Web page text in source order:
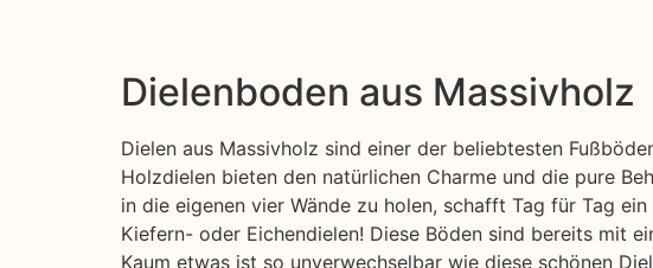
Dielenboden aus Massivholz
Dielen aus Massivholz sind einer der beliebtesten
Holzdielen bieten den natürlichen Charme und die pure
in die eigenen vier Wände zu holen, schafft Tag für Tag
Kiefern- oder Eichendielen! Diese Böden sind bereits mit
Kaum etwas ist so unverwechselbar wie diese schönen